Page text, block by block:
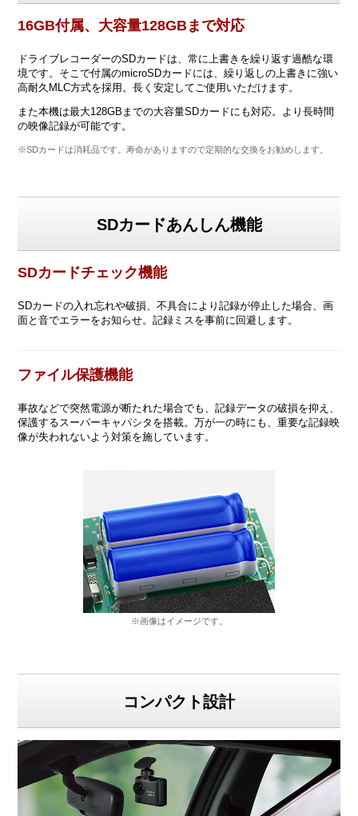
16GB付属、大容量128GBまで対応
ドライブレコーダーのSDカードは、常に上書きを繰り返す過酷な環
境です。そこで付属のmicroSDカードには、繰り返しの上書きに強い
高耐久MLC方式を採用。長く安定してご使用いただけます。
また本機は最大128GBまでの大容量SDカードにも対応。より長時間
の映像記録が可能です。
※SDカードは消耗品です。寿命がありますので定期的な交換をお勧めします。
SDカードあんしん機能
SDカードチェック機能
SDカードの入れ忘れや破損、不具合により記録が停止した場合、画
面と音でエラーをお知らせ。記録ミスを事前に回避します。
ファイル保護機能
事故などで突然電源が断たれた場合でも、記録データの破損を抑え、
保護するスーパーキャパシタを搭載。万が一の時にも、重要な記録映
像が失われないよう対策を施しています。
※画像はイメージです。
コンパクト設計